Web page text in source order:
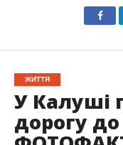
ЖИТТЯ
У Калуші
дорогу